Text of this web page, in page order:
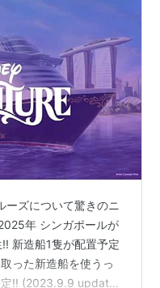
ズについて驚きのニ
年 シンガポールが
新造船1隻が配置予定
った新造船を使うっ
定!! (2023.9.9 update)